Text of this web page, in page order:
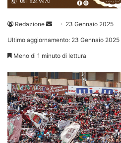
Redazione
Invia 23 Gennaio 2025
Ultimo aggiornamento: 23 Gennaio 2025
Meno di 1 minuto di lettura